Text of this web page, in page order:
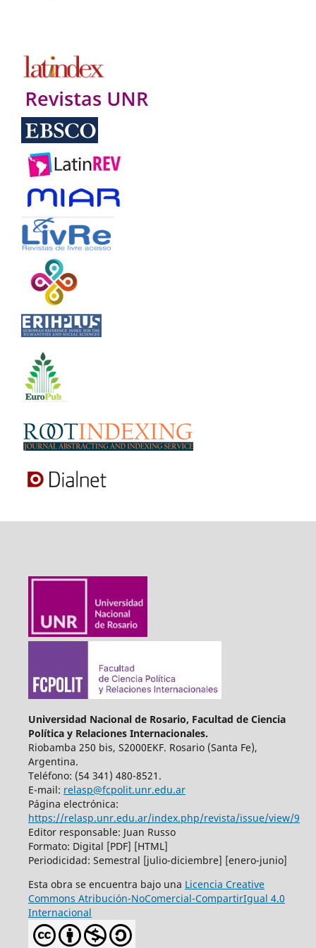
Universidad Nacional de Rosario, Facultad de Ciencia
Política y Relaciones Internacionales.
Riobamba 250 bis, S2000EKF. Rosario (Santa Fe),
Argentina.
Teléfono: (54 341) 480-8521.
E-mail: relasp@fcpolit.unr.edu.ar
Página electrónica:
https://relasp.unr.edu.ar/index.php/revista/issue/view/9
Editor responsable: Juan Russo
Formato: Digital [PDF] [HTML]
Periodicidad: Semestral [julio-diciembre] [enero-junio]
Esta obra se encuentra bajo una Licencia Creative
Commons Atribución-NoComercial-CompartirIgual 4.0
Internacional